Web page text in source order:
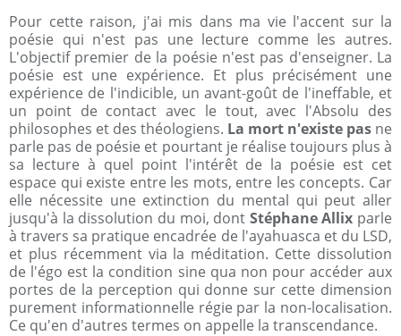
Pour cette raison, j'ai mis dans ma vie l'accent sur la
poésie qui n'est pas une lecture comme les autres.
L'objectif premier de la poésie n'est pas d'enseigner. La
poésie est une expérience. Et plus précisément une
expérience de l'indicible, un avant-goût de l'ineffable, et
un point de contact avec le tout, avec l'Absolu des
philosophes et des théologiens. La mort n'existe pas ne
parle pas de poésie et pourtant je réalise toujours plus à
sa lecture à quel point l'intérêt de la poésie est cet
espace qui existe entre les mots, entre les concepts. Car
elle nécessite une extinction du mental qui peut aller
jusqu'à la dissolution du moi, dont Stéphane Allix parle
à travers sa pratique encadrée de l'ayahuasca et du LSD,
et plus récemment via la méditation. Cette dissolution
de l'égo est la condition sine qua non pour accéder aux
portes de la perception qui donne sur cette dimension
purement informationnelle régie par la non-localisation.
Ce qu'en d'autres termes on appelle la transcendance.